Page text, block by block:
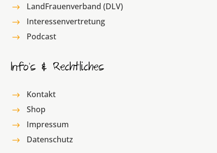
$ LandFrauenverband (DLV)
$ Interessenvertretung
$ Podcast
Info’s & Rechtliches
$ Kontakt
$ Shop
$ Impressum
$ Datenschutz